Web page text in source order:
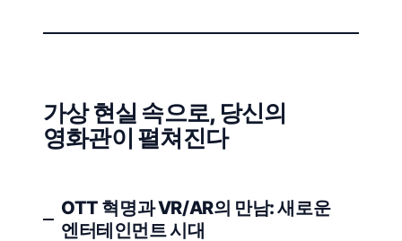
가상 현실 속으로, 당신의
영화관이 펼쳐진다
OTT 혁명과 VR/AR의 만남: 새로운
엔터테인먼트 시대